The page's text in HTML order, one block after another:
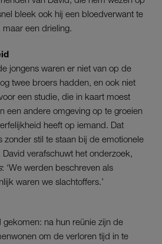
bleek ook hij een bloedverwant te
een drieling.
jongens waren er niet van op de
twee broers hadden, en ook niet
een studie, die in kaart moest
een andere omgeving op te groeien
heeft op iemand. Dat
stil te staan bij de emotionele
verafschuwt het onderzoek,
: ‘We werden beschreven als
waren we slachtoffers.’
gekomen: na hun reünie zijn de
om de verloren tijd in te